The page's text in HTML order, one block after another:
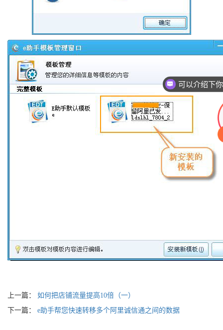
上一篇： 如何把店铺流量提高10倍（一）
下一篇： e助手帮您快速转移多个阿里诚信通之间的数据